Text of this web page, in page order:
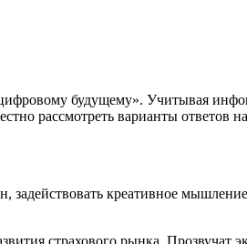
будущему». Учитывая
рассмотреть варианты ответов
креативное
страхового рынка. Прозвучат